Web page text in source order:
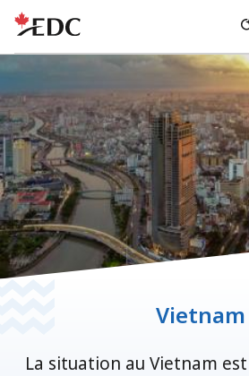
Vietnam
La situation au Vietnam